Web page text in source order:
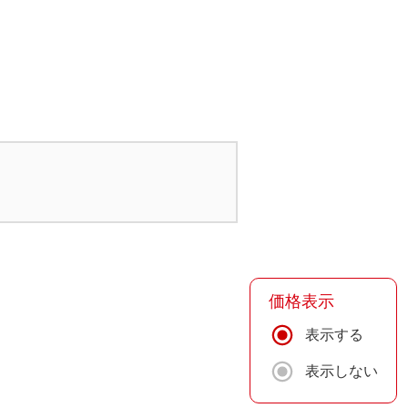
価格表示
表示する
表示しない